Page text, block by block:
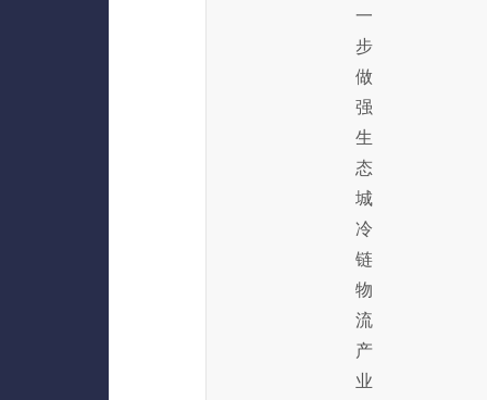
一
步
做
强
生
态
城
冷
链
物
流
产
业